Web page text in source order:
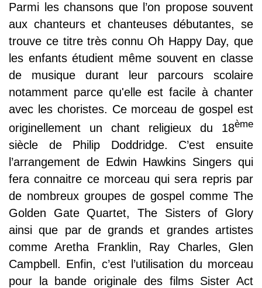
Parmi les chansons que l’on propose souvent
aux chanteurs et chanteuses débutantes, se
trouve ce titre très connu Oh Happy Day, que
les enfants étudient même souvent en classe
de musique durant leur parcours scolaire
notamment parce qu'elle est facile à chanter
avec les choristes. Ce morceau de gospel est
originellement un chant religieux du 18ème
siècle de Philip Doddridge. C’est ensuite
l’arrangement de Edwin Hawkins Singers qui
fera connaitre ce morceau qui sera repris par
de nombreux groupes de gospel comme The
Golden Gate Quartet, The Sisters of Glory
ainsi que par de grands et grandes artistes
comme Aretha Franklin, Ray Charles, Glen
Campbell. Enfin, c’est l’utilisation du morceau
pour la bande originale des films Sister Act